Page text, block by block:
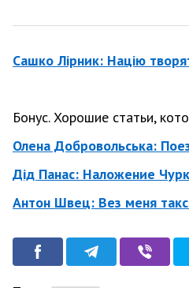
Сашко Лірник: Націю
Бонус. Хорошие статьи,
Олена Добровольська:
Дід Панас: Наложение
Антон Швец: Вез меня